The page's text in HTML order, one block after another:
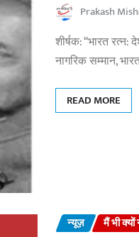
Prakash
शीर्षक: “भारत रत्न:
नागरिक सम्मान,
READ MORE
न्यूज़ मैं भी क्यों